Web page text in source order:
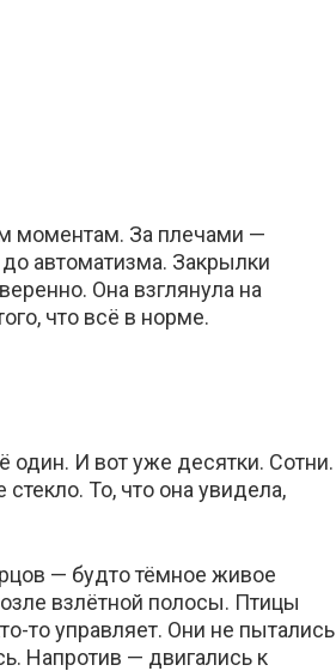
моментам. За плечами —
автоматизма. Закрылки
Она взглянула на
что всё в норме.
один. И вот уже десятки. Сотни.
То, что она увидела,
— будто тёмное живое
взлётной полосы. Птицы
то управляет. Они не пытались
Напротив — двигались к